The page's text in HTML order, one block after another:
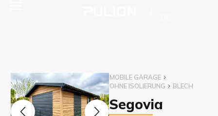
MOBILE GARAGE
OHNE ISOLIERUNG
BLECH
Segovia